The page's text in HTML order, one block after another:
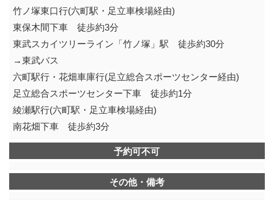
竹ノ塚東口行(六町駅・足立車検場経由)
東保木間下車 徒歩約3分
東武スカイツリーライン「竹ノ塚」駅 徒歩約30分
→東武バス
六町駅行・花畑車庫行(足立総合スポーツセンター経由)
足立総合スポーツセンター下車 徒歩約1分
綾瀬駅行(六町駅・足立車検場経由)
南花畑下車 徒歩約3分
予約可不可
その他・備考